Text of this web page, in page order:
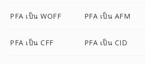
PFA เป็น WOFF PFA เป็น AFM
PFA เป็น CFF PFA เป็น CID